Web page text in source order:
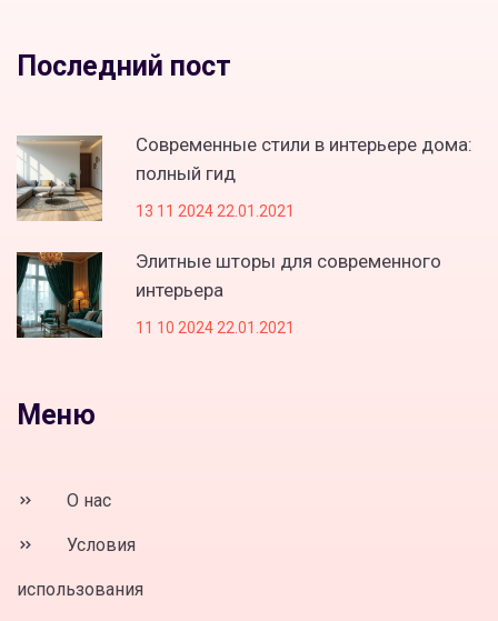
Последний пост
Современные стили в интерьере дома:
полный гид
13 11 2024 22.01.2021
Элитные шторы для современного
интерьера
11 10 2024 22.01.2021
Меню
О нас
Условия
использования